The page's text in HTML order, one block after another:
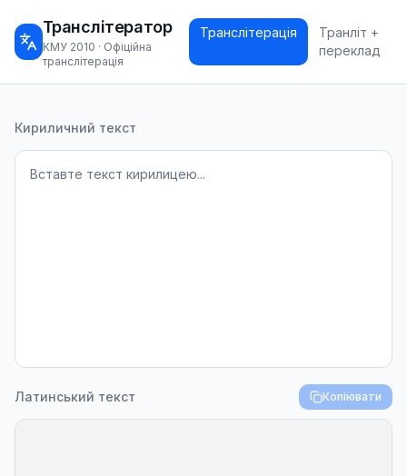
Транслітератор
КМУ 2010 · Офіційна
транслітерація
Транслітерація
Транліт +
переклад
Транслітерація тексту
Кириличний текст
Латинський текст Копіювати